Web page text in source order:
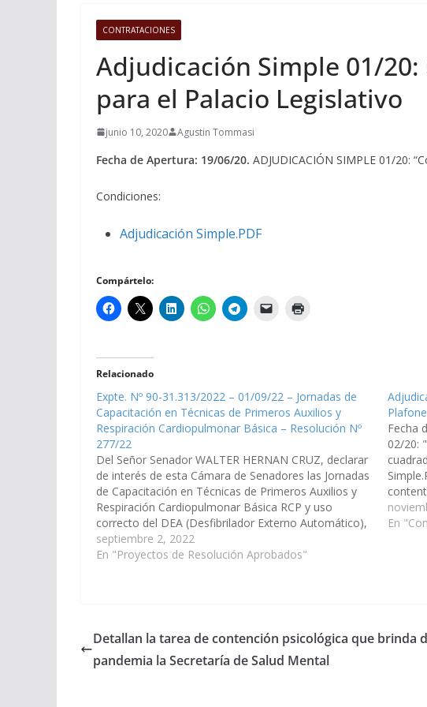
CONTRATACIONES
Adjudicación Simple 01/
para el Palacio Legislativo
junio 10, 2020 Agustin Tommasi
Fecha de Apertura: 19/06/20. ADJUDICACIÓN SIMPLE 01/20:
Condiciones:
Adjudicación Simple.PDF
Compártelo:
Relacionado
Expte. Nº 90-31.313/2022 – 01/09/22 – Jornadas de
Capacitación en Técnicas de Primeros Auxilios y
Respiración Cardiopulmonar Básica – Resolución Nº
277/22
Del Señor Senador WALTER HERNAN CRUZ, declarar
de interés de esta Cámara de Senadores las Jornadas
de Capacitación en Técnicas de Primeros Auxilios y
Respiración Cardiopulmonar Básica RCP y uso
correcto del DEA (Desfibrilador Externo Automático),
que se llevarán a cabo en Iruya y en la Ciudad de
Salta, los…
septiembre 2, 2022
En "Proyectos de Resolución Aprobados"
Fecha
02/20:
20.pdf
En
Detallan la tarea de contención psicológica que brinda
pandemia la Secretaría de Salud Mental